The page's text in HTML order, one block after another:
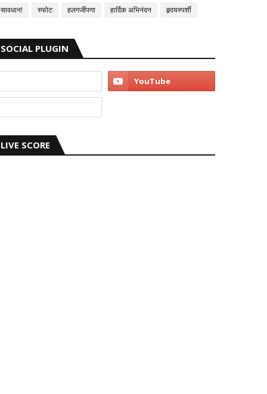
सावधान!
स्फोट हलगर्जीपणा हार्दिक अभिनंदन हृदयस्पर्शी
SOCIAL PLUGIN
LIVE SCORE